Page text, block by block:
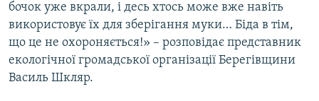
бочок уже вкрали, і десь хтось може вже навіть
використовує їх для зберігання муки… Біда в тім,
що це не охороняється!» – розповідає представник
екологічної громадської організації Берегівщини
Василь Шкляр.